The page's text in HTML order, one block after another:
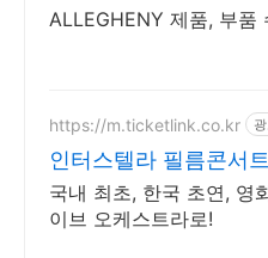
ALLEGHENY 제품, 부품
https://m.ticketlink.co.kr
인터스텔라 필름콘서트
국내 최초, 한국 초연, 영
이브 오케스트라로!